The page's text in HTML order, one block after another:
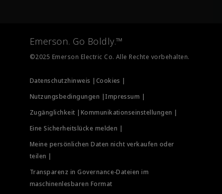
Messinstrumentierung
Emerson. Go Boldly.™
©2025 Emerson Electric Co. Alle Rechte vorbehalten.
Datenschutzhinweis | Cookies |
Nutzungsbedingungen |Impressum |
Zugänglichkeit | Kommunikationseinstellungen |
Eine Sicherheitslücke melden |
Meine persönlichen Daten nicht verkaufen oder
teilen |
Transparenz in Governance-Dateien im
maschinenlesbaren Format